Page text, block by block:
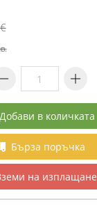
Добави в количката
Бърза поръчка
на изплащане